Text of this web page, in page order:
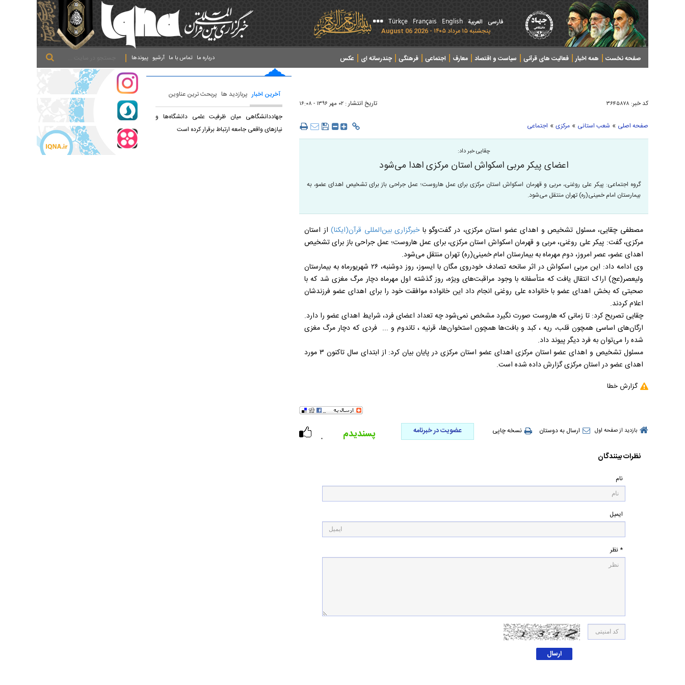
فارسی العربیة English
Français
Türkçe
پنجشنبه ۱۵ مرداد ۱۴۰۵ - 2026 August 06
صفحه نخست همه اخبار فعالیت های قرآنی سیاست و اقتصاد معارف اجتماعی فرهنگی چندرسانه ای عکس پیوندها آرشیو تماس با ما درباره ما
کد خبر: ۳۶۴۵۸۷۸ تاریخ انتشار : ۰۲ مهر ۱۳۹۶ - ۱۶:۰۸
صفحه اصلی » شعب استانی » مرکزی » اجتماعی
چقایی خبر داد:
اعضای پیکر مربی اسکواش استان مرکزی اهدا می‌شود
گروه اجتماعی: پیکر علی روغنی، مربی و قهرمان اسکواش استان مرکزی برای عمل هاروست؛ عمل جراحی باز برای تشخیص اهدای عضو، به
بیمارستان امام خمینی(ره) تهران منتقل می‌شود.
مصطفی چقایی، مسئول تشخیص و اهدای عضو استان مرکزی، در گفت‌وگو باخبرگزاری بین‌المللی قرآن(ایکنا)از استان
مرکزی، گفت: پیکر علی روغنی، مربی و قهرمان اسکواش استان مرکزی، برای عمل هاروست؛ عمل جراحی باز برای تشخیص
اهدای عضو، عصر امروز، دوم مهرماه به بیمارستان امام خمینی(ره) تهران منتقل می‌شود.
وی ادامه داد: این مربی اسکواش در اثر سانحه تصادف خودروی مگان با ایسوز، روز دوشنبه، ۲۶ شهریورماه به بیمارستان
ولیعصر(عج) اراک انتقال یافت که متأسفانه با وجود مراقبت‌های ویژه، روز گذشته اول مهرماه دچار مرگ مغزی شد که با
صحبتی که بخش اهدای عضو با خانواده علی روغنی انجام داد این خانواده موافقت خود را برای اهدای عضو فرزندشان
اعلام کردند.
چقایی تصریح کرد: تا زمانی که هاروست صورت نگیرد مشخص نمی‌شود چه تعداد اعضای فرد، شرایط اهدای عضو را دارد.
ارگان‌های اساسی همچون قلب، ریه ، کبد و بافت‌ها همچون استخوان‌ها، قرنیه ، تاندوم و ... فردی که دچار مرگ مغزی
‌شده را می‌توان به فرد دیگر پیوند داد.
مسئول تشخیص و اهدای عضو استان مرکزی اهدای عضو استان مرکزی در پایان بیان کرد: از ابتدای سال تاکنون ۳ مورد
اهدای عضو در استان مرکزی گزارش داده شده است.
گزارش خطا
بازدید از صفحه اول ارسال به دوستان نسخه چاپی عضویت در خبرنامه
۰ پسندیدم
نظرات بینندگان
نام
ایمیل
* نظر
آخرین اخبار پربازدید ها پربحث ترین عناوین
جهاددانشگاهی میان ظرفیت علمی دانشگاه‌ها و
نیازهای واقعی جامعه ارتباط برقرار کرده است